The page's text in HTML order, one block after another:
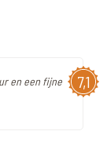
7,1
en een fijne